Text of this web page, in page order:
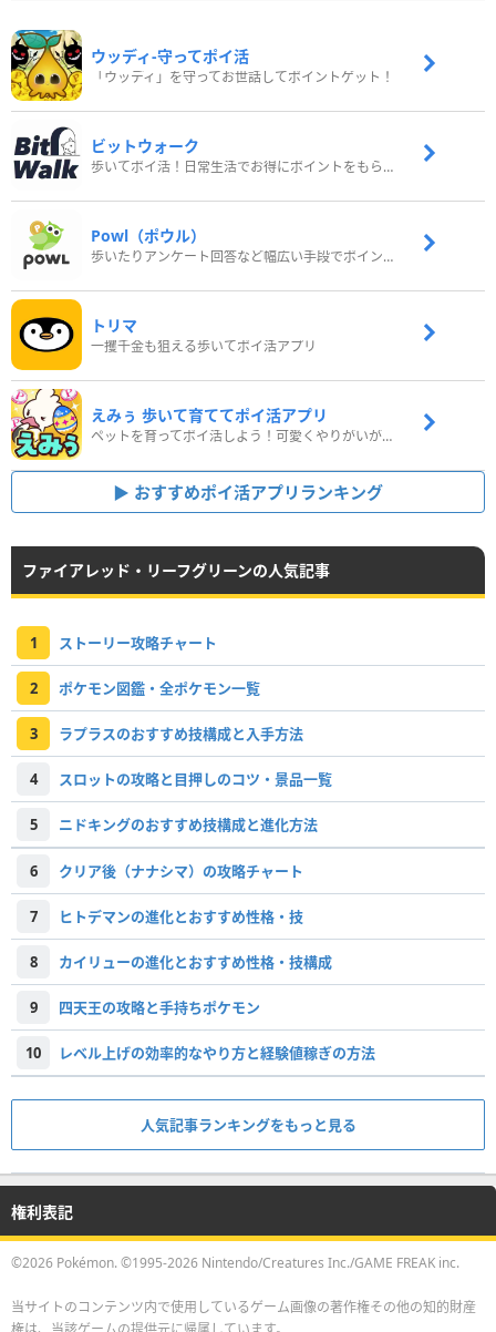
ウッディ‐守ってポイ活
「ウッディ」を守ってお世話してポイントゲット！
ビットウォーク
歩いてポイ活！日常生活でお得にポイントをもらおう
Powl（ポウル）
歩いたりアンケート回答など幅広い手段でポイントをゲット
トリマ
一攫千金も狙える歩いてポイ活アプリ
えみぅ 歩いて育ててポイ活アプリ
ペットを育ってポイ活しよう！可愛くやりがいがある新感覚アプリ
おすすめポイ活アプリランキング
ファイアレッド・リーフグリーンの人気記事
1 ストーリー攻略チャート
2 ポケモン図鑑・全ポケモン一覧
3 ラプラスのおすすめ技構成と入手方法
4 スロットの攻略と目押しのコツ・景品一覧
5 ニドキングのおすすめ技構成と進化方法
6 クリア後（ナナシマ）の攻略チャート
7 ヒトデマンの進化とおすすめ性格・技
8 カイリューの進化とおすすめ性格・技構成
9 四天王の攻略と手持ちポケモン
10 レベル上げの効率的なやり方と経験値稼ぎの方法
人気記事ランキングをもっと見る
権利表記
©2026 Pokémon. ©1995-2026 Nintendo/Creatures Inc./GAME FREAK inc.
当サイトのコンテンツ内で使用しているゲーム画像の著作権その他の知的財産